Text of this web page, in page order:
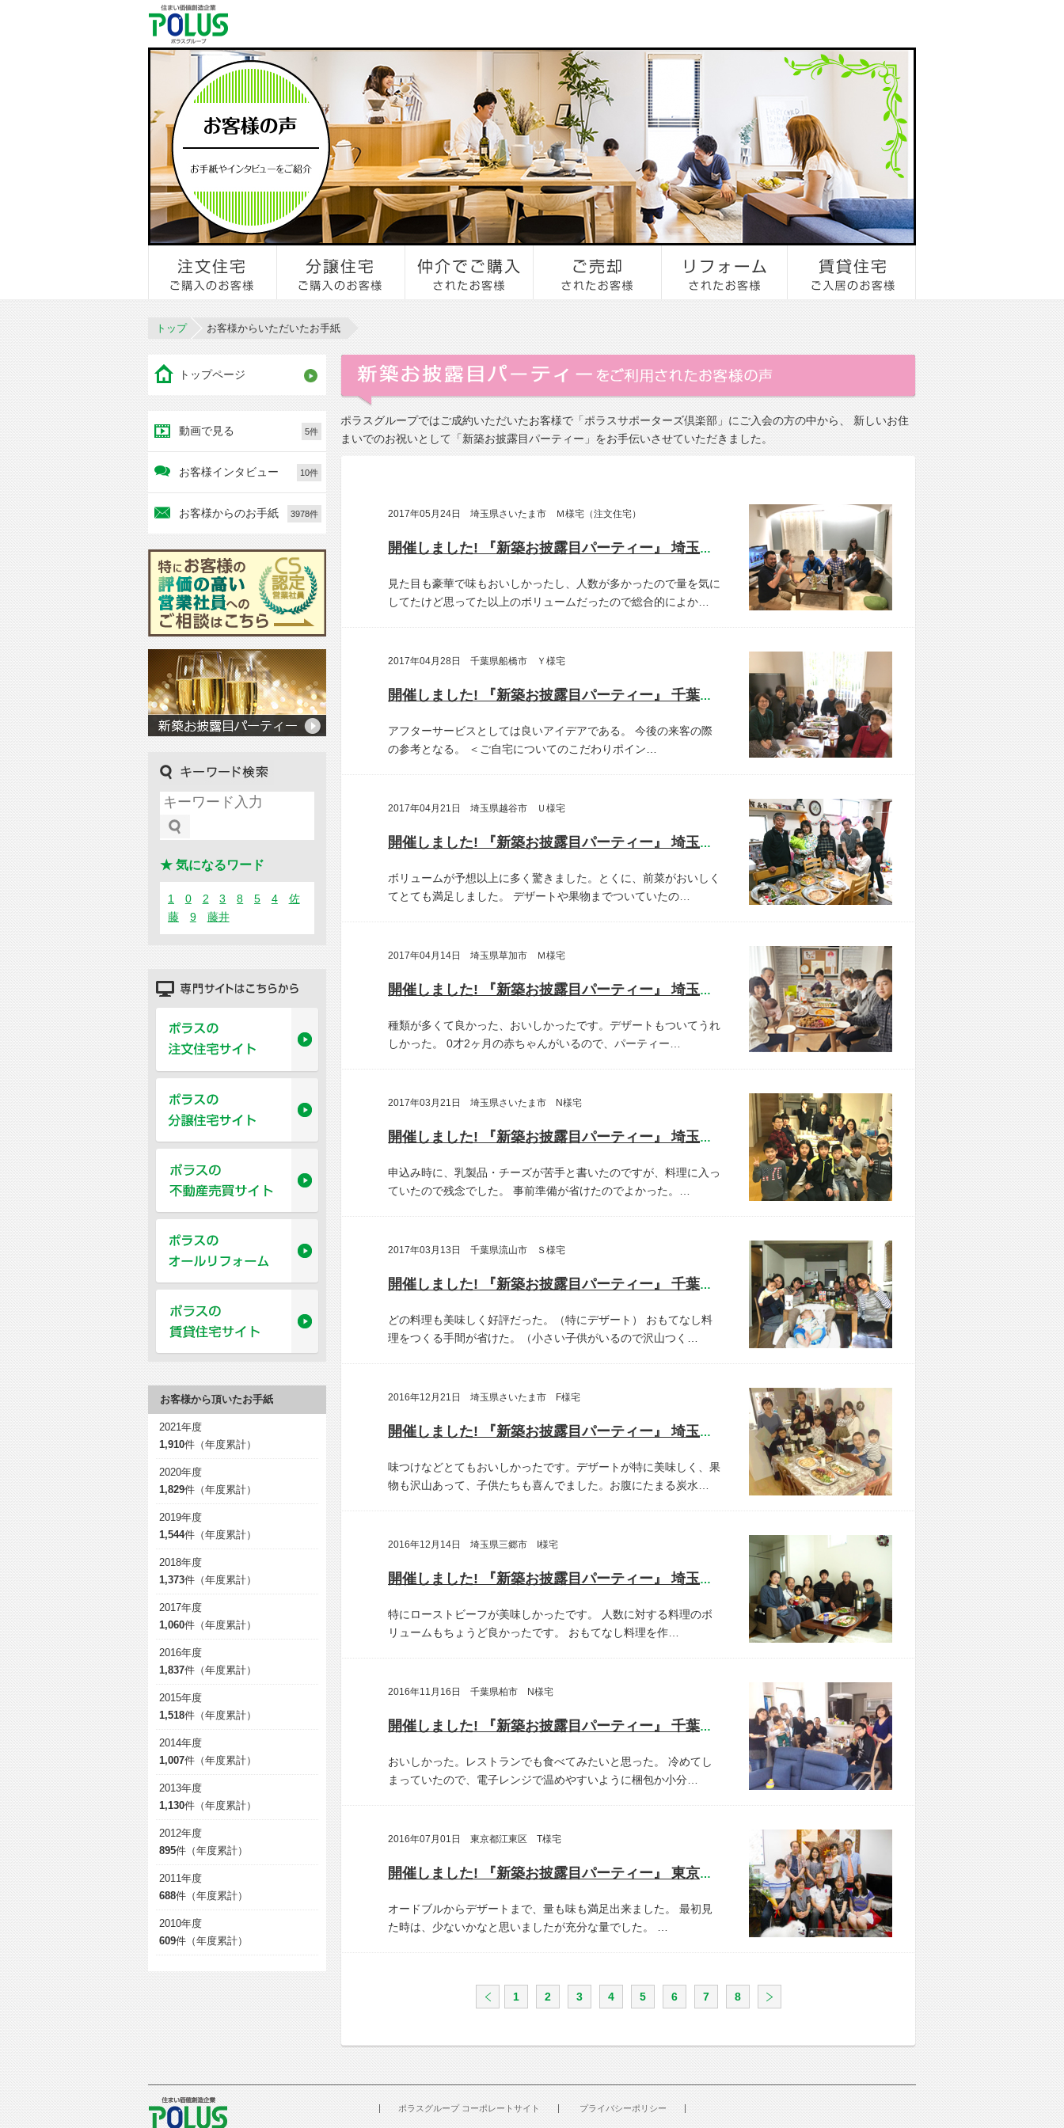
トップ お客様からいただいたお手紙
ポラスグループではご成約いただいたお客様で「ポラスサポーターズ倶楽部」にご入会の方の中から、 新しいお住
まいでのお祝いとして「新築お披露目パーティー」をお手伝いさせていただきました。
2017年05月24日 埼玉県さいたま市 Ｍ様宅（注文住宅）
開催しました! 『新築お披露目パーティー』 埼玉県さいたま市 M様宅
見た目も豪華で味もおいしかったし、人数が多かったので量を気に
してたけど思ってた以上のボリュームだったので総合的によか…
2017年04月28日 千葉県船橋市 Ｙ様宅
開催しました! 『新築お披露目パーティー』 千葉県船橋市 Y様宅
アフターサービスとしては良いアイデアである。
今後の来客の際
の参考となる。
＜ご自宅についてのこだわりポイン…
2017年04月21日 埼玉県越谷市 Ｕ様宅
開催しました! 『新築お披露目パーティー』 埼玉県越谷市 U様宅
ボリュームが予想以上に多く驚きました。とくに、前菜がおいしく
てとても満足しました。
デザートや果物までついていたの…
2017年04月14日 埼玉県草加市 Ｍ様宅
開催しました! 『新築お披露目パーティー』 埼玉県草加市 M様宅
種類が多くて良かった、おいしかったです。デザートもついてうれ
しかった。
0才2ヶ月の赤ちゃんがいるので、パーティー…
2017年03月21日 埼玉県さいたま市 N様宅
開催しました! 『新築お披露目パーティー』 埼玉県さいたま市 N様宅
申込み時に、乳製品・チーズが苦手と書いたのですが、料理に入っ
ていたので残念でした。
事前準備が省けたのでよかった。…
2017年03月13日 千葉県流山市 Ｓ様宅
開催しました! 『新築お披露目パーティー』 千葉県流山市 S様宅
どの料理も美味しく好評だった。（特にデザート）
おもてなし料
理をつくる手間が省けた。（小さい子供がいるので沢山つく…
2016年12月21日 埼玉県さいたま市 F様宅
開催しました! 『新築お披露目パーティー』 埼玉県さいたま市 F様宅
味つけなどとてもおいしかったです。デザートが特に美味しく、果
物も沢山あって、子供たちも喜んでました。お腹にたまる炭水…
2016年12月14日 埼玉県三郷市 I様宅
開催しました! 『新築お披露目パーティー』 埼玉県三郷市 I様宅
特にローストビーフが美味しかったです。
人数に対する料理のボ
リュームもちょうど良かったです。
おもてなし料理を作…
2016年11月16日 千葉県柏市 N様宅
開催しました! 『新築お披露目パーティー』 千葉県柏市 N様宅
おいしかった。レストランでも食べてみたいと思った。
冷めてし
まっていたので、電子レンジで温めやすいように梱包か小分…
2016年07月01日 東京都江東区 T様宅
開催しました! 『新築お披露目パーティー』 東京都江東区 T様宅
オードブルからデザートまで、量も味も満足出来ました。
最初見
た時は、少ないかなと思いましたが充分な量でした。
1 2 3 4 5 6 7 8
トップページ
動画で見る 5件
お客様インタビュー 10件
お客様からのお手紙 3978件
★ 気になるワード
1 0 2 3 8 5 4
佐
藤
9 藤井
お客様から頂いたお手紙
2021年度
1,910件（年度累計）
2020年度
1,829件（年度累計）
2019年度
1,544件（年度累計）
2018年度
1,373件（年度累計）
2017年度
1,060件（年度累計）
2016年度
1,837件（年度累計）
2015年度
1,518件（年度累計）
2014年度
1,007件（年度累計）
2013年度
1,130件（年度累計）
2012年度
895件（年度累計）
2011年度
688件（年度累計）
2010年度
609件（年度累計）
ポラスグループ コーポレートサイト
プライバシーポリシー